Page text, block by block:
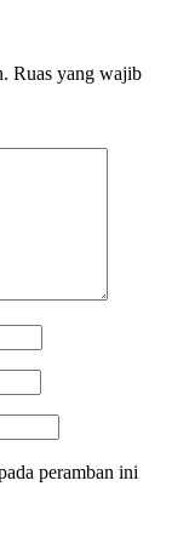
Ruas yang wajib
peramban ini